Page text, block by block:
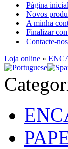
Página inicial
Novos
A minha
Finalizar
Contacte-nos
Loja online »